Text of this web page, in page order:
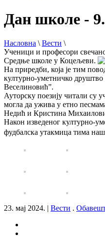
Дан школе -
Насловна \ Вести \
Ученици и професори
Средње школе у Коцељеви.
На приредби, која је тим
културно-уметничко друштво
Веселиновић”.
Ауторску поезију читали су
могла да ужива у етно
Недић и Кристина
Након изведеног културно-
фудбалска утакмица тима
23. мај 2024. | Вести .